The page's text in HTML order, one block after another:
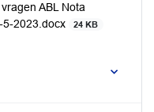
ABL Nota
5-2023.docx
24 KB